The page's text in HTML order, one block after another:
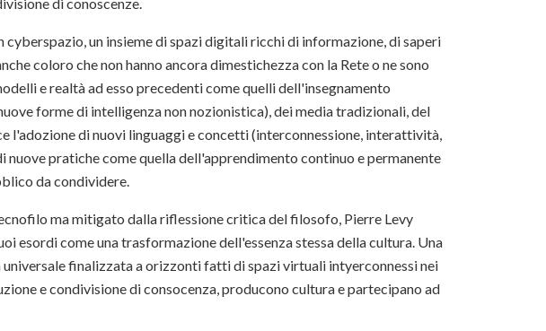
un insieme di spazi digitali ricchi di informazione, di saperi
coloro che non hanno ancora dimestichezza con la Rete o ne sono
e realtà ad esso precedenti come quelli dell'insegnamento
forme di intelligenza non nozionistica), dei media tradizionali, del
l'adozione di nuovi linguaggi e concetti (interconnessione, interattività,
nuove pratiche come quella dell'apprendimento continuo e permanente
da condividere.
ma mitigato dalla riflessione critica del filosofo, Pierre Levy
esordi come una trasformazione dell'essenza stessa della cultura. Una
finalizzata a orizzonti fatti di spazi virtuali intyerconnessi nei
e condivisione di consocenza, producono cultura e partecipano ad